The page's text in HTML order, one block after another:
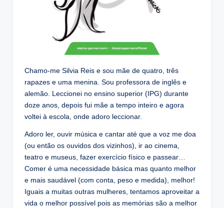
Chamo-me Silvia Reis e sou mãe de quatro, três
rapazes e uma menina. Sou professora de inglês e
alemão. Leccionei no ensino superior (IPG) durante
doze anos, depois fui mãe a tempo inteiro e agora
voltei à escola, onde adoro leccionar.
Adoro ler, ouvir música e cantar até que a voz me doa
(ou então os ouvidos dos vizinhos), ir ao cinema,
teatro e museus, fazer exercício físico e passear…
Comer é uma necessidade básica mas quanto melhor
e mais saudável (com conta, peso e medida), melhor!
Iguais a muitas outras mulheres, tentamos aproveitar a
vida o melhor possível pois as memórias são a melhor